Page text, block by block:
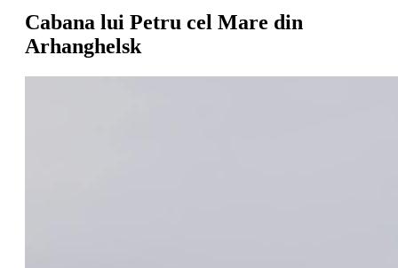
Cabana lui Petru cel Mare din
Arhanghelsk